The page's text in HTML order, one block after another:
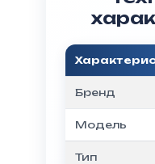
Бренд
Модель
Тип